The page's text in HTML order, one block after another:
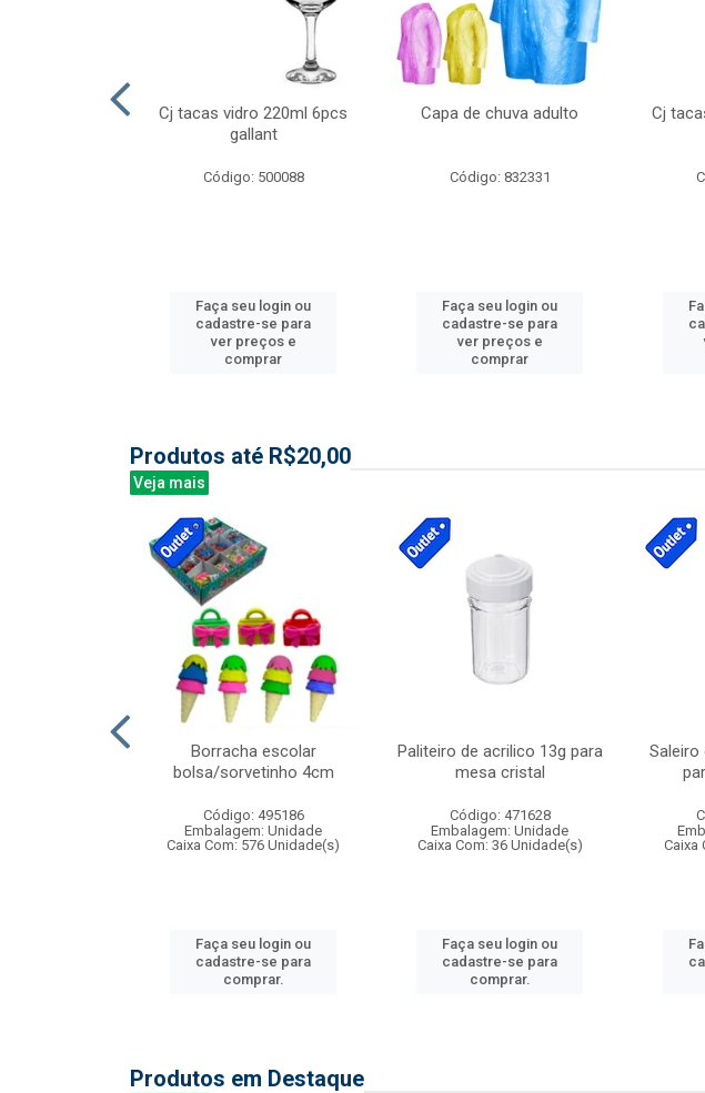
Cj tacas vidro 220ml 6pcs
gallant
Código: 500088
Faça seu login ou
cadastre-se para
ver preços e
comprar
Capa de chuva adulto
Código: 832331
Faça seu login ou
cadastre-se para
ver preços e
comprar
Cj
Produtos até R$20,00
Veja mais
Borracha escolar
bolsa/sorvetinho 4cm
Código: 495186
Embalagem: Unidade
Caixa Com: 576 Unidade(s)
Faça seu login ou
cadastre-se para
comprar.
Paliteiro de acrilico 13g para
mesa cristal
Código: 471628
Embalagem: Unidade
Caixa Com: 36 Unidade(s)
Faça seu login ou
cadastre-se para
comprar.
Saleiro
Caixa
Produtos em Destaque